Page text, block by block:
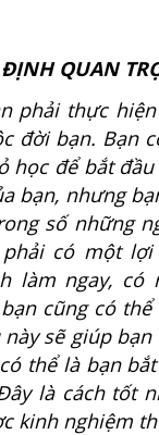
ĐỊNH QUAN
phải thực
đời bạn. Bạn
học để bắt
bạn, nhưng
số những
có một
làm ngay,
cũng có
sẽ giúp
thể là bạn
là cách tốt
kinh nghiệm